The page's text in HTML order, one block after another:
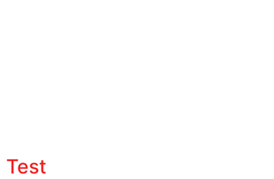
Test